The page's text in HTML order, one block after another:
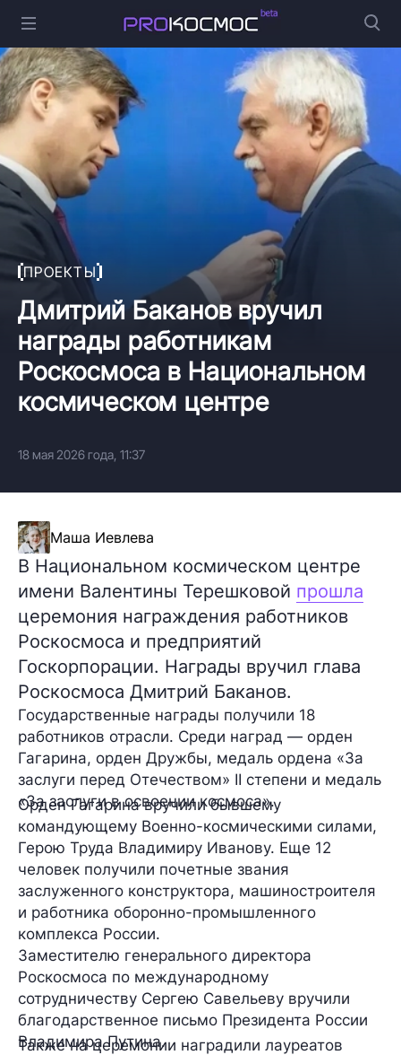
ПРОЕКТЫ
Дмитрий Баканов вручил
награды работникам
Роскосмоса в Национальном
космическом центре
18 мая 2026 года, 11:37
Маша Иевлева
В Национальном космическом центре
имени Валентины Терешковой прошла
церемония награждения работников
Роскосмоса и предприятий
Госкорпорации. Награды вручил глава
Роскосмоса Дмитрий Баканов.
Государственные награды получили 18
работников отрасли. Среди наград — орден
Гагарина, орден Дружбы, медаль ордена «За
заслуги перед Отечеством» II степени и медаль
«За заслуги в освоении космоса».
Орден Гагарина вручили бывшему
командующему Военно-космическими силами,
Герою Труда Владимиру Иванову. Еще 12
человек получили почетные звания
заслуженного конструктора, машиностроителя
и работника оборонно-промышленного
комплекса России.
Заместителю генерального директора
Роскосмоса по международному
сотрудничеству Сергею Савельеву вручили
благодарственное письмо Президента России
Владимира Путина.
Также на церемонии наградили лауреатов